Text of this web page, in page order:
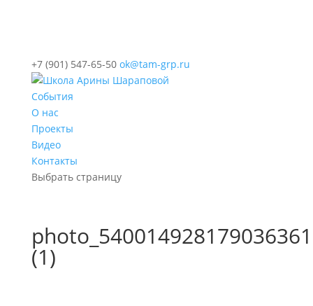
+7 (901) 547-65-50 ok@tam-grp.ru
События
О нас
Проекты
Видео
Контакты
Выбрать страницу
(1)